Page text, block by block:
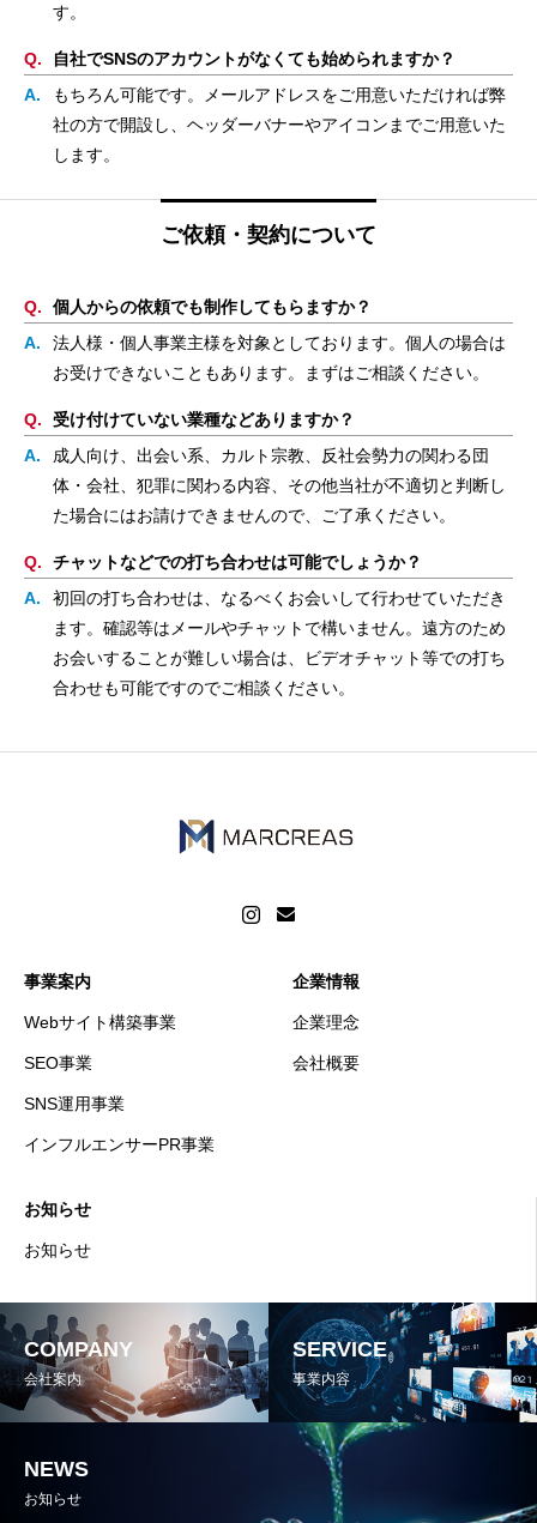
す。
自社でSNSのアカウントがなくても始められますか？
もちろん可能です。メールアドレスをご用意いただければ弊
社の方で開設し、ヘッダーバナーやアイコンまでご用意いた
します。
ご依頼・契約について
個人からの依頼でも制作してもらますか？
法人様・個人事業主様を対象としております。個人の場合は
お受けできないこともあります。まずはご相談ください。
受け付けていない業種などありますか？
成人向け、出会い系、カルト宗教、反社会勢力の関わる団
体・会社、犯罪に関わる内容、その他当社が不適切と判断し
た場合にはお請けできませんので、ご了承ください。
チャットなどでの打ち合わせは可能でしょうか？
初回の打ち合わせは、なるべくお会いして行わせていただき
ます。確認等はメールやチャットで構いません。遠方のため
お会いすることが難しい場合は、ビデオチャット等での打ち
合わせも可能ですのでご相談ください。
事業案内
Webサイト構築事業
SEO事業
SNS運用事業
インフルエンサーPR事業
企業情報
企業理念
会社概要
お知らせ
お知らせ
COMPANY
会社案内
SERVICE
事業内容
NEWS
お知らせ